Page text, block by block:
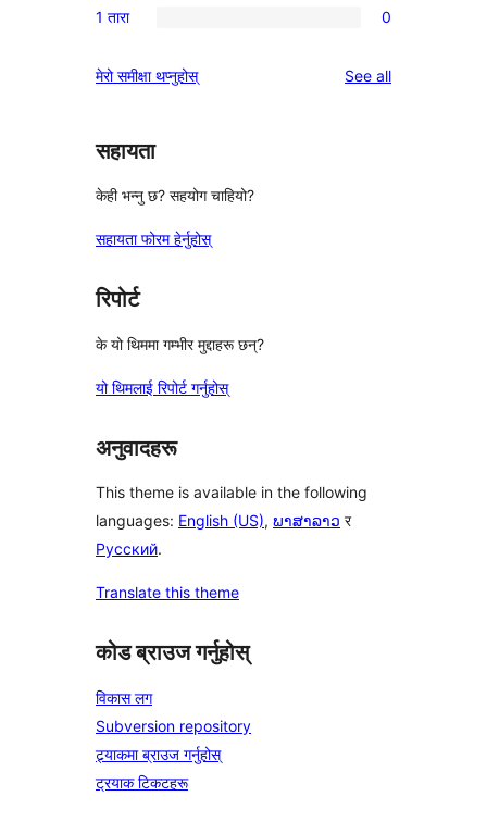
समीक्षाहरू
तारा
2-
समीक्षाहरू
0
तारा
1 तारा 0
मेरो समीक्षा थप्नुहोस् See allreviews
सहायता
केही भन्नु छ? सहयोग चाहियो?
सहायता फोरम हेर्नुहोस्
रिपोर्ट
के यो थिममा गम्भीर मुद्दाहरू छन्?
यो थिमलाई रिपोर्ट गर्नुहोस्
अनुवादहरू
This theme is available in the following
languages: English (US), ພາສາລາວ र
Русский.
Translate this theme
कोड ब्राउज गर्नुहोस्
विकास लग
Subversion repository
ट्र्याकमा ब्राउज गर्नुहोस्
ट्रयाक टिकटहरू